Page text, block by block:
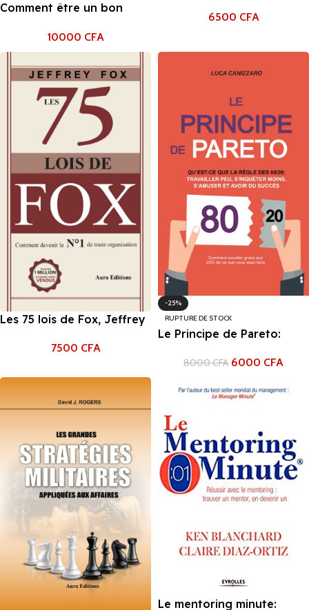
Comment être un bon
10000 CFA
édition revue et
William Ury
6500 CFA
Les 75 lois de Fox, Jeffrey
7500 CFA
-25%
RUPTURE DE STOCK
Le Principe de Pareto:
80/20 : travailler peu,
et avoir du succès, Luca
8000CFA 6000 CFA
Le mentoring minute: